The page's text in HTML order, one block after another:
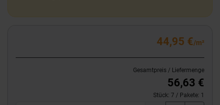
44,95 €/m²
Gesamtpreis / Liefermenge
56,63 €
Stück: 7 / Pakete: 1